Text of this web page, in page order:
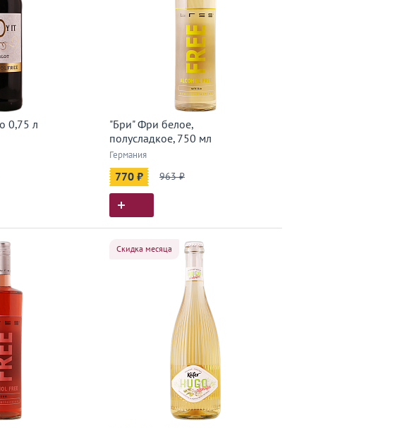
0,75 л
"Бри" Фри белое,
полусладкое, 750 мл
Германия
770 ₽ 963 ₽
Скидка месяца